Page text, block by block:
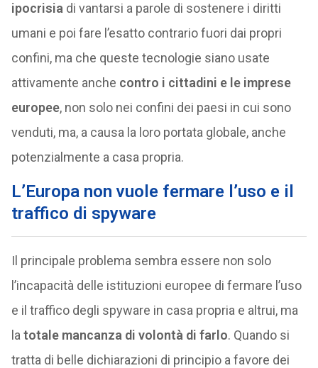
ipocrisia di vantarsi a parole di sostenere i diritti
umani e poi fare l’esatto contrario fuori dai propri
confini, ma che queste tecnologie siano usate
attivamente anche contro i cittadini e le imprese
europee, non solo nei confini dei paesi in cui sono
venduti, ma, a causa la loro portata globale, anche
potenzialmente a casa propria.
L’Europa non vuole fermare l’uso e il
traffico di spyware
Il principale problema sembra essere non solo
l’incapacità delle istituzioni europee di fermare l’uso
e il traffico degli spyware in casa propria e altrui, ma
la totale mancanza di volontà di farlo. Quando si
tratta di belle dichiarazioni di principio a favore dei